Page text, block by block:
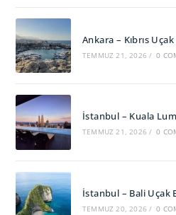
Ankara – Kıbrıs
TEMMUZ 21, 2026 / 0
İstanbul – Kuala
TEMMUZ 21, 2026 / 0
İstanbul – Bali Uçak
TEMMUZ 20, 2026 / 0